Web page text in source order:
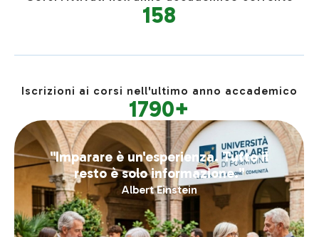
158
Iscrizioni ai corsi nell'ultimo anno accademico
1790+
"Imparare è un'esperienza. Tutto il
resto è solo informazione."
Albert Einstein